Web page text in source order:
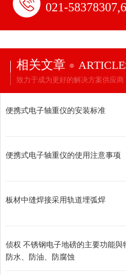
021-
相关文章
致力于成为更好的解决方案供应商
便携式电子轴重仪的安装标准
便携式电子轴重仪的使用注意事项
板材中缝焊接采用轨道埋弧焊
侦权 不锈钢电子地磅的主要功能與
防水、防油、防腐蚀